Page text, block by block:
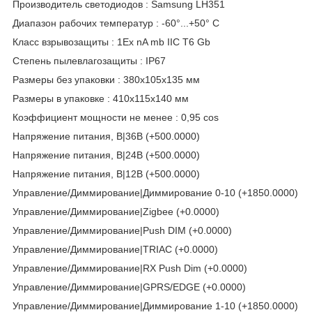
Производитель светодиодов : Samsung LH351
Диапазон рабочих температур : -60°...+50° C
Класс взрывозащиты : 1Ex nA mb IIC T6 Gb
Степень пылевлагозащиты : IP67
Размеры без упаковки : 380x105x135 мм
Размеры в упаковке : 410x115x140 мм
Коэффициент мощности не менее : 0,95 cos
Напряжение питания, В|36В (+500.0000)
Напряжение питания, В|24В (+500.0000)
Напряжение питания, В|12В (+500.0000)
Управление/Диммирование|Диммирование 0-10 (+1850.0000)
Управление/Диммирование|Zigbee (+0.0000)
Управление/Диммирование|Push DIM (+0.0000)
Управление/Диммирование|TRIAC (+0.0000)
Управление/Диммирование|RX Push Dim (+0.0000)
Управление/Диммирование|GPRS/EDGE (+0.0000)
Управление/Диммирование|Диммирование 1-10 (+1850.0000)